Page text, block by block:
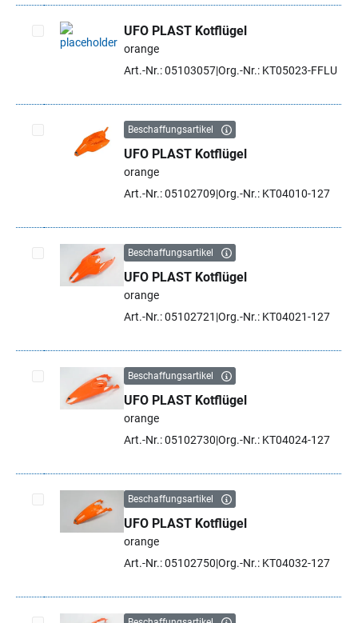
Artikel auswählen
UFO PLAST Kotflügel
orange
Art.-Nr.: 05103057Org.-Nr.: KT05023-FFLU
Artikel auswählen
Beschaffungsartikel
UFO PLAST Kotflügel
orange
Art.-Nr.: 05102709 Org.-Nr.: KT04010-127
Artikel auswählen
Beschaffungsartikel
UFO PLAST Kotflügel
orange
Art.-Nr.: 05102721 Org.-Nr.: KT04021-127
Artikel auswählen
Beschaffungsartikel
UFO PLAST Kotflügel
orange
Art.-Nr.: 05102730 Org.-Nr.: KT04024-127
Artikel auswählen
Beschaffungsartikel
UFO PLAST Kotflügel
orange
Art.-Nr.: 05102750 Org.-Nr.: KT04032-127